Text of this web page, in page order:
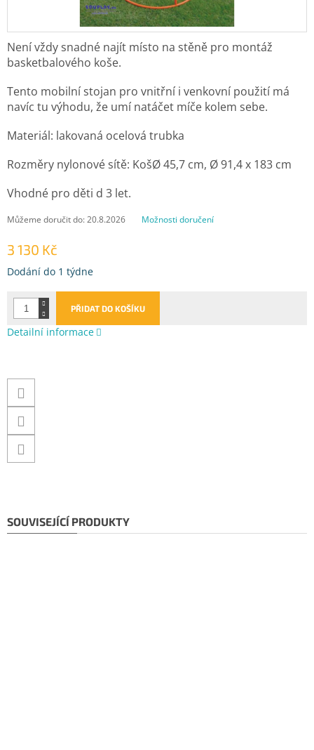
3 130 Kč
Měrná
Dodání do 1 týdne
Můžeme doručit do:20.8.2026 Možnosti doručení
PŘIDAT DO KOŠÍKU
Není vždy snadné najít místo na stěně pro montáž
basketbalového koše.
Tento mobilní stojan pro vnitřní i venkovní použití má
navíc tu výhodu, že umí natáčet míče kolem sebe.
Materiál: lakovaná ocelová trubka
Rozměry nylonové sítě: KošØ 45,7 cm, Ø 91,4 x 183 cm
Vhodné pro děti d 3 let.
Detailní informace
SOUVISEJÍCÍ PRODUKTY